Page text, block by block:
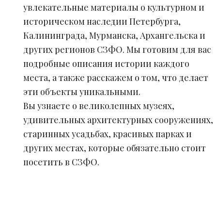
увлекательные материалы о культурном и
историческом наследии Петербурга,
Калининграда, Мурманска, Архангельска и
других регионов СЗФО. Мы готовим для вас
подробные описания истории каждого
места, а также расскажем о том, что делает
эти объекты уникальными.
Вы узнаете о великолепных музеях,
удивительных архитектурных сооружениях,
старинных усадьбах, красивых парках и
других местах, которые обязательно стоит
посетить в СЗФО.